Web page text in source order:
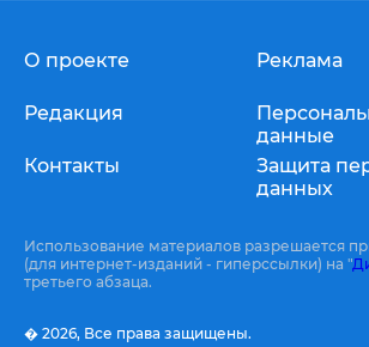
О проекте
Редакция
Контакты
Реклама
данные
Защита
данных
Использование материалов разрешается
(для интернет-изданий - гиперссылки) на "
третьего абзаца.
� 2026, Все права защищены.